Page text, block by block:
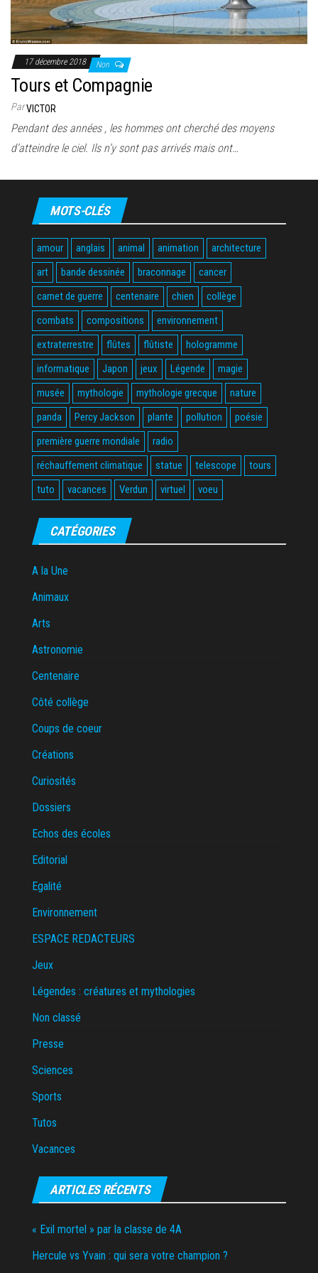
17 décembre 2018 Non
Tours et Compagnie
ParVICTOR
Pendant des années , les hommes ont cherché des moyens
d’atteindre le ciel. Ils n’y sont pas arrivés mais ont…
MOTS-CLÉS
amour anglais animal animation
architecture
art
bande dessinée braconnage
cancer
carnet de guerre
centenaire chien
collège
combats
compositions
environnement
extraterrestre
flûtes flûtiste
hologramme
informatique
Japon jeux Légende
magie
musée
mythologie mythologie grecque
nature
panda
Percy Jackson plante pollution
poésie
première guerre mondiale
radio
réchauffement climatique
statue telescope
tours
tuto
vacances Verdun virtuel voeu
CATÉGORIES
A la Une
Animaux
Arts
Astronomie
Centenaire
Côté collège
Coups de coeur
Créations
Curiosités
Dossiers
Echos des écoles
Editorial
Egalité
Environnement
ESPACE REDACTEURS
Jeux
Légendes : créatures et mythologies
Non classé
Presse
Sciences
Sports
Tutos
Vacances
ARTICLES RÉCENTS
« Exil mortel » par la classe de 4A
Hercule vs Yvain : qui sera votre champion ?